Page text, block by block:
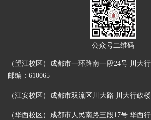
公众号二维码
（望江校区）成都市一环路南一段24号 川大
邮编：610065
（江安校区）成都市双流区川大路 川大行政
（华西校区）成都市人民南路三段17号 华西